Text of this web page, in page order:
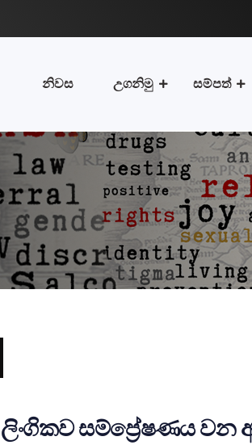
නිවස උගනිමු සම්පත්
ලිංගිකව සම්ප්‍රේෂණය වන